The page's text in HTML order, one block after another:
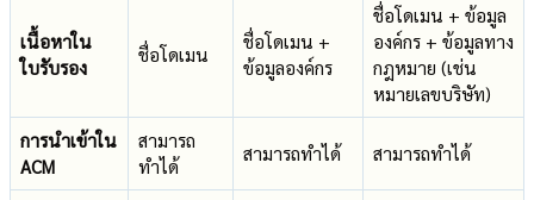
เนื้อหาใน
ใบรับรอง
ชื่อโดเมน
ชื่อโดเมน +
ข้อมูลองค์กร
ชื่อโดเมน + ข้อมูล
องค์กร + ข้อมูลทาง
กฎหมาย (เช่น
หมายเลขบริษัท)
การนำเข้าใน
ACM
สามารถ
ทำได้
สามารถทำได้ สามารถทำได้